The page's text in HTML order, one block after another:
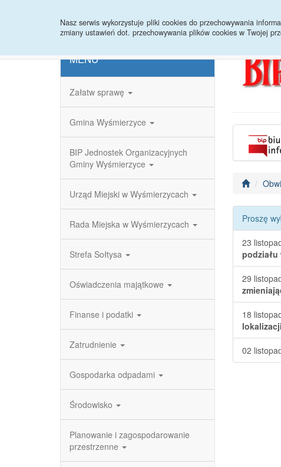
Nasz serwis wykorzystuje pliki cookies do przechowywania
zmiany ustawień dot. przechowywania plików cookies w Twojej
MENU
Załatw sprawę
Gmina Wyśmierzyce
BIP Jednostek Organizacyjnych
Gminy Wyśmierzyce
Urząd Miejski w Wyśmierzycach
Rada Miejska w Wyśmierzycach
Strefa Sołtysa
Oświadczenia majątkowe
Finanse i podatki
Zatrudnienie
Gospodarka odpadami
Środowisko
Planowanie i zagospodarowanie
przestrzenne
Proszę
23
29
18
02